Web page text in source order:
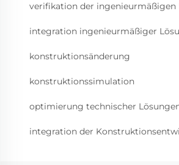
verifikation der
integration ingenieurmäßiger
konstruktionsänderung
konstruktionssimulation
optimierung technischer
integration der